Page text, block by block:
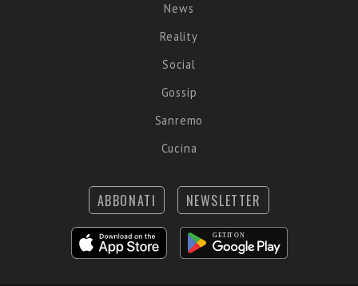
News
Reality
Social
Gossip
Sanremo
Cucina
ABBONATI NEWSLETTER